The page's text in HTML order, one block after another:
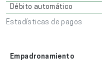
Estadísticas de pagos
Débito automático
Empadronamiento